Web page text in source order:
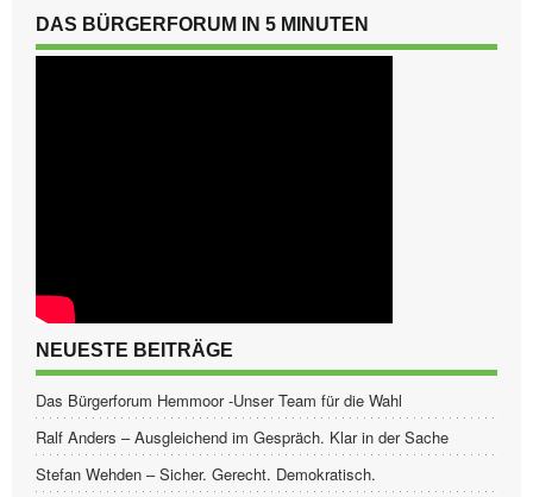
DAS BÜRGERFORUM IN 5 MINUTEN
NEUESTE BEITRÄGE
Das Bürgerforum Hemmoor -Unser Team für die Wahl
Ralf Anders – Ausgleichend im Gespräch. Klar in der Sache
Stefan Wehden – Sicher. Gerecht. Demokratisch.